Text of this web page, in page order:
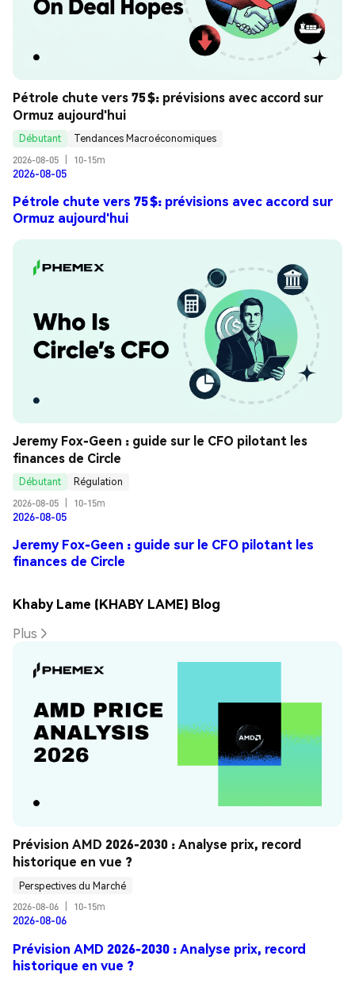
Pétrole chute vers 75 $: prévisions avec accord sur
Ormuz aujourd'hui
Débutant
Tendances Macroéconomiques
2026-08-05
10-15m
2026-08-05
Pétrole chute vers 75 $: prévisions avec accord sur
Ormuz aujourd'hui
Jeremy Fox-Geen : guide sur le CFO pilotant les
finances de Circle
Débutant
Régulation
2026-08-05
10-15m
2026-08-05
Jeremy Fox-Geen : guide sur le CFO pilotant les
finances de Circle
Khaby Lame (KHABY LAME) Blog
Plus
Prévision AMD 2026-2030 : Analyse prix, record
historique en vue ?
Perspectives du Marché
2026-08-06
10-15m
2026-08-06
Prévision AMD 2026-2030 : Analyse prix, record
historique en vue ?